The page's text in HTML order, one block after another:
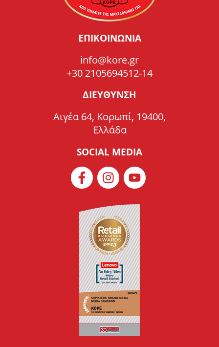
ΕΠΙΚΟΙΝΩΝΙΑ
info@kore.gr
+30 2105694512-14
ΔΙΕΥΘΥΝΣΗ
Αιγέα 64, Κορωπί, 19400,
Ελλάδα
SOCIAL MEDIA